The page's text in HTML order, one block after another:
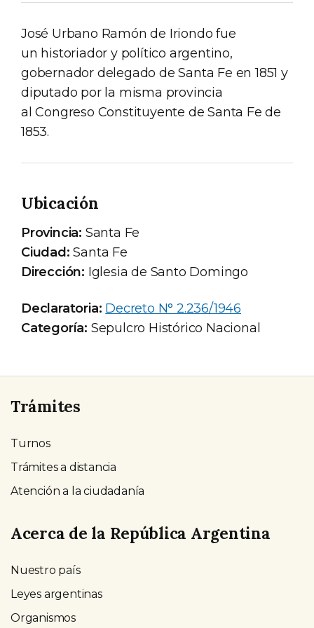
José Urbano Ramón de Iriondo fue
un historiador y político argentino,
gobernador delegado de Santa Fe en 1851 y
diputado por la misma provincia
al Congreso Constituyente de Santa Fe de
1853.
Ubicación
Provincia: Santa Fe
Ciudad: Santa Fe
Dirección: Iglesia de Santo Domingo
Declaratoria: Decreto N° 2.236/1946
Categoría: Sepulcro Histórico Nacional
Trámites
Turnos
Trámites a distancia
Atención a la ciudadanía
Acerca de la República Argentina
Nuestro país
Leyes argentinas
Organismos